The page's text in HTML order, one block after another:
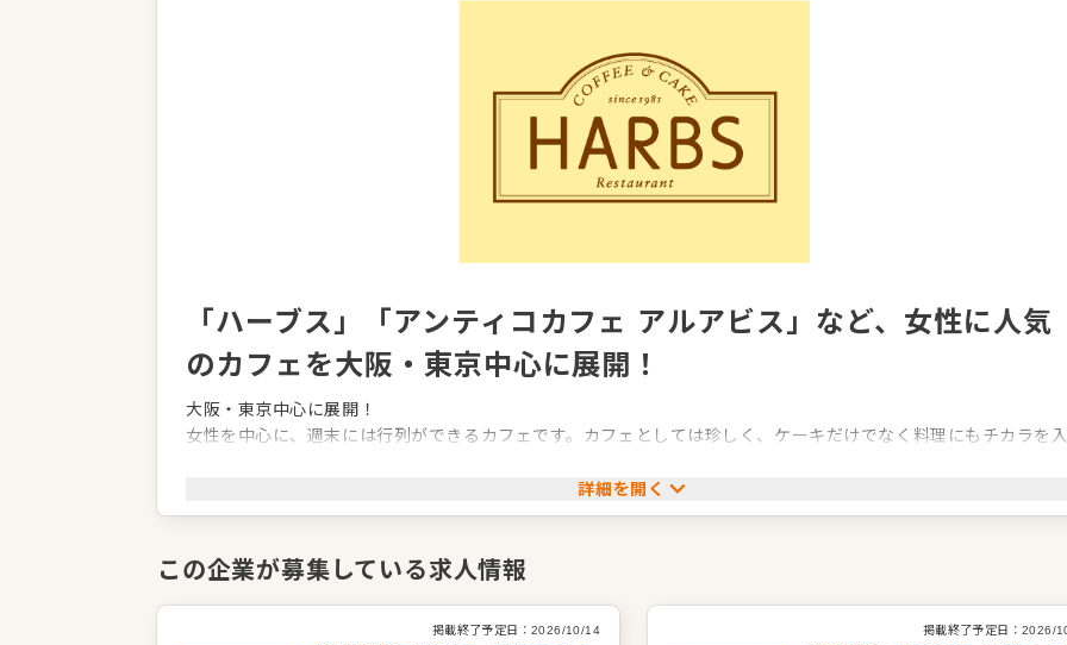
「ハーブス」「アンティコカフェ アルアビス」など、女性に人気
のカフェを大阪・東京中心に展開！
大阪・東京中心に展開！
女性を中心に、週末には行列ができるカフェです。カフェとしては珍しく、ケーキだけでなく料理にもチカラを入
業種／業態
カフェ、洋食全般、パティスリー・製菓、イタリアン、イタリアン、洋食全般、カフェ、パティスリー・製菓、バール・
バー
事業内容
飲食店の経営、洋菓子製造
詳細を開く
この企業が募集している求人情報
掲載終了予定日： 2026/10/14 掲載終了予定日： 2026/